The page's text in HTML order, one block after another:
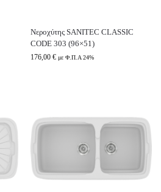
Νεροχύτης SANITEC CLASSIC
CODE 303 (96×51)
176,00 € με Φ.Π.Α 24%